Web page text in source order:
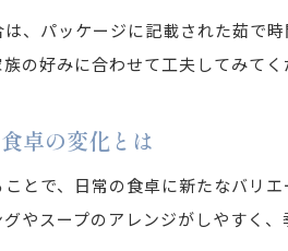
沖縄
沖
、パッケージに記載された茹で
の好みに合わせて工夫してみてく
卓の変化とは
とで、日常の食卓に新たなバリ
やスープのアレンジがしやすく